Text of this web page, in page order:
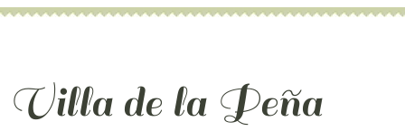
Villa de la Peña